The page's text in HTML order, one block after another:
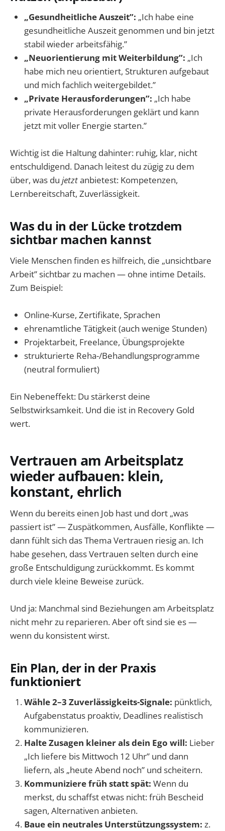
„Gesundheitliche Auszeit”: „Ich habe eine
gesundheitliche Auszeit genommen und bin jetzt
stabil wieder arbeitsfähig.”
„Neuorientierung mit Weiterbildung”: „Ich
habe mich neu orientiert, Strukturen aufgebaut
und mich fachlich weitergebildet.”
„Private Herausforderungen”: „Ich habe
private Herausforderungen geklärt und kann
jetzt mit voller Energie starten.”
Wichtig ist die Haltung dahinter: ruhig, klar, nicht
entschuldigend. Danach leitest du zügig zu dem
über, was du jetztanbietest: Kompetenzen,
Lernbereitschaft, Zuverlässigkeit.
Was du in der Lücke trotzdem
sichtbar machen kannst
Viele Menschen finden es hilfreich, die „unsichtbare
Arbeit” sichtbar zu machen — ohne intime Details.
Zum Beispiel:
Online-Kurse, Zertifikate, Sprachen
ehrenamtliche Tätigkeit (auch wenige Stunden)
Projektarbeit, Freelance, Übungsprojekte
strukturierte Reha-/Behandlungsprogramme
(neutral formuliert)
Ein Nebeneffekt: Du stärkerst deine
Selbstwirksamkeit. Und die ist in Recovery Gold
wert.
Vertrauen am Arbeitsplatz
wieder aufbauen: klein,
konstant, ehrlich
Wenn du bereits einen Job hast und dort „was
passiert ist” — Zuspätkommen, Ausfälle, Konflikte —
dann fühlt sich das Thema Vertrauen riesig an. Ich
habe gesehen, dass Vertrauen selten durch eine
große Entschuldigung zurückkommt. Es kommt
durch viele kleine Beweise zurück.
Und ja: Manchmal sind Beziehungen am Arbeitsplatz
nicht mehr zu reparieren. Aber oft sind sie es —
wenn du konsistent wirst.
Ein Plan, der in der Praxis
funktioniert
Wähle 2–3 Zuverlässigkeits-Signale: pünktlich,
Aufgabenstatus proaktiv, Deadlines realistisch
kommunizieren.
Halte Zusagen kleiner als dein Ego will: Lieber
„Ich liefere bis Mittwoch 12 Uhr” und dann
liefern, als „heute Abend noch” und scheitern.
Kommuniziere früh statt spät: Wenn du
merkst, du schaffst etwas nicht: früh Bescheid
sagen, Alternativen anbieten.
Baue ein neutrales Unterstützungssystem: z.